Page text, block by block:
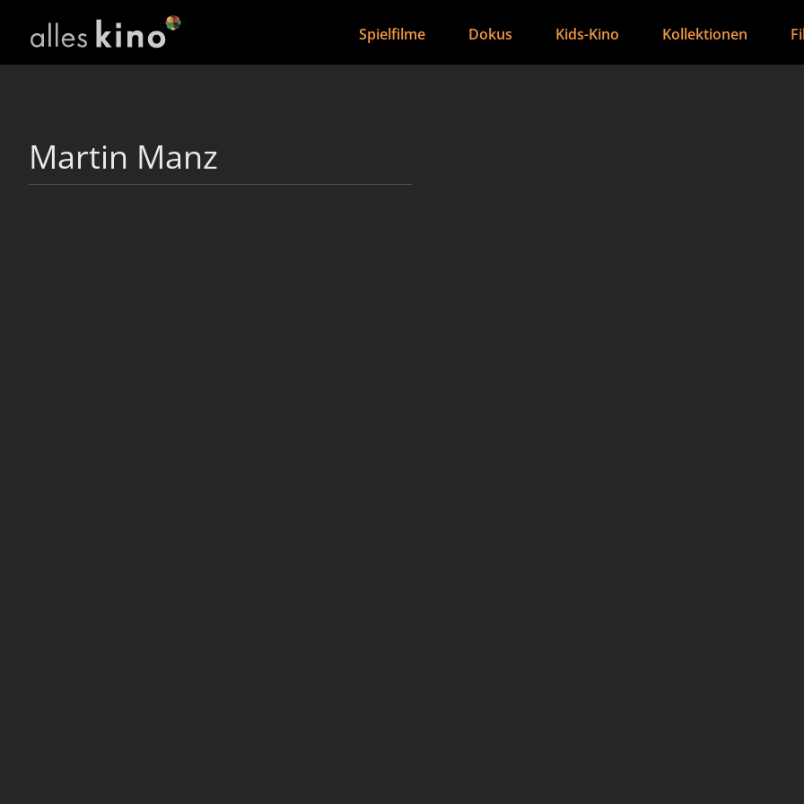
Spielfilme Dokus Kids-Kino Kollektionen
Martin Manz